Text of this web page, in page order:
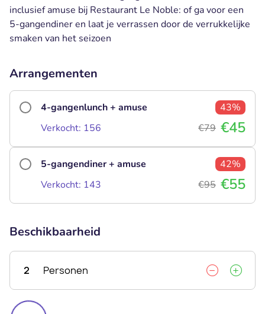
inclusief amuse bij Restaurant Le Noble: of ga voor een
5-gangendiner en laat je verrassen door de verrukkelijke
smaken van het seizoen
Arrangementen
4-gangenlunch + amuse
43%
Verkocht: 156
€79 €45
5-gangendiner + amuse
42%
Verkocht: 143
€95 €55
Beschikbaarheid
2 Personen